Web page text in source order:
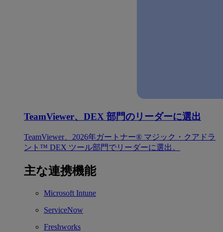
TeamViewer、DEX 部門のリーダーに選出
TeamViewer、2026年ガートナー® マジック・クアドラ
ント™ DEX ツール部門でリーダーに選出。
主な連携機能
Microsoft Intune
ServiceNow
Freshworks